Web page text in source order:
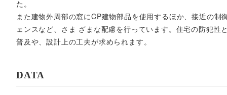
た。
また建物外周部の窓にCP建物部品を使用するほか、接近の
ェンスなど、さま ざまな配慮を行っています。住宅の防犯
普及や、設計上の工夫が求められます。
DATA